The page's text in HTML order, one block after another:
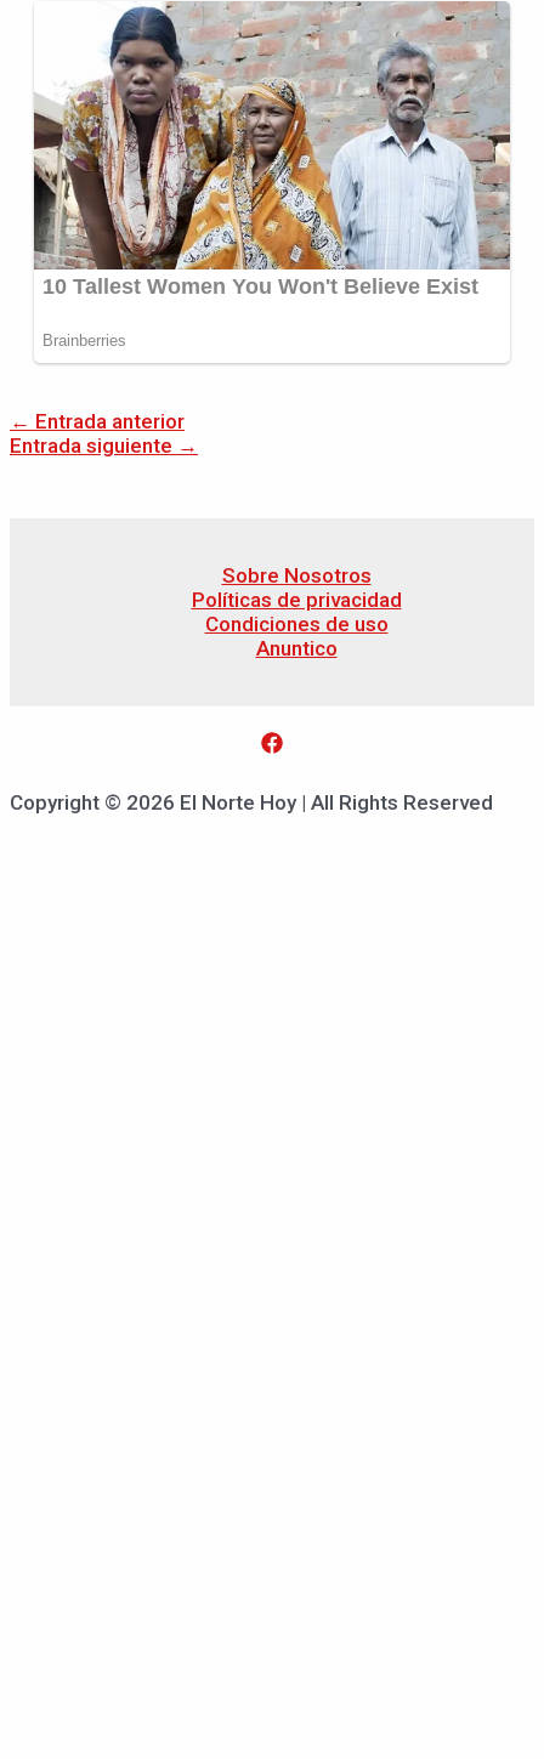
← Entrada anterior
Entrada siguiente →
Sobre Nosotros
Políticas de privacidad
Condiciones de uso
Anuntico
Copyright © 2026 El Norte Hoy | All Rights Reserved